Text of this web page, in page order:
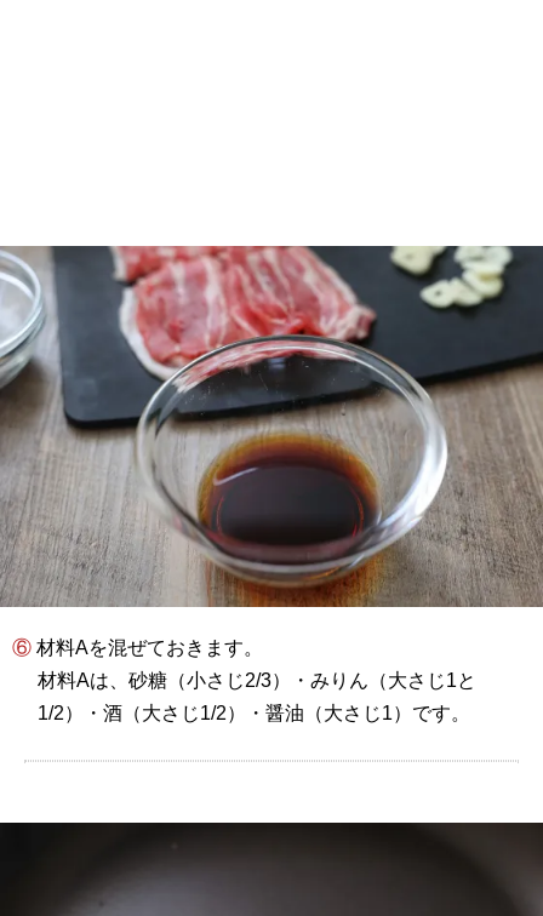
⑥ 材料Aを混ぜておきます。
材料Aは、砂糖（小さじ2/3）・みりん（大さじ1と
1/2）・酒（大さじ1/2）・醤油（大さじ1）です。